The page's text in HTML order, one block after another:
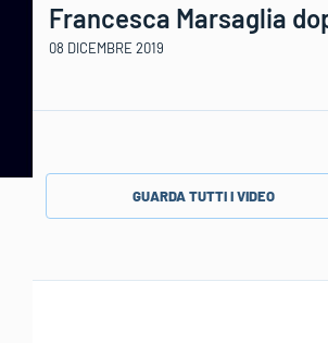
Francesca Marsaglia
08 DICEMBRE 2019
GUARDA TUTTI I VIDEO